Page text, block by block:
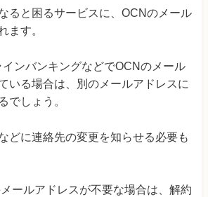
ると困るサービスに、OCNのメール
ます。
ンバンキングなどでOCNのメール
いる場合は、別のメールアドレスに
でしょう。
どに連絡先の変更を知らせる必要も
ールアドレスが不要な場合は、解約